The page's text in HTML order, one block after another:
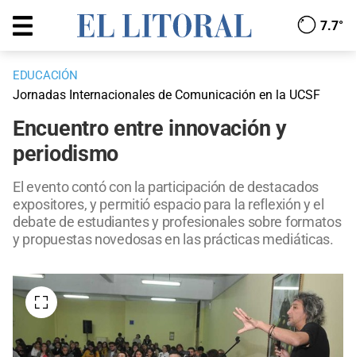
7.7°
EDUCACIÓN
Jornadas Internacionales de Comunicación en la UCSF
Encuentro entre innovación y
periodismo
El evento contó con la participación de destacados
expositores, y permitió espacio para la reflexión y el
debate de estudiantes y profesionales sobre formatos
y propuestas novedosas en las prácticas mediáticas.